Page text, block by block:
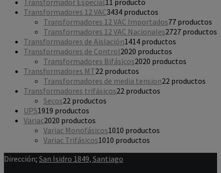
Transformador Especial11 producto
Transformadores 12 VAC3434 productos
Transformadores 12 VAC Importados77 productos
Transformadores 12 VAC Nacionales2727 productos
Transformadores de Aislación1414 productos
Transformadores de Control2020 productos
Transformadores Bifásicos2020 productos
Transformadores MT22 productos
Transformadores de media tension22 productos
Transformadores trifásicos22 productos
Secos22 productos
UPS1919 productos
Variac2020 productos
Variac Monofásicos1010 productos
Variac Trifásicos1010 productos
Dirección; San Isidro 1849, Santiago